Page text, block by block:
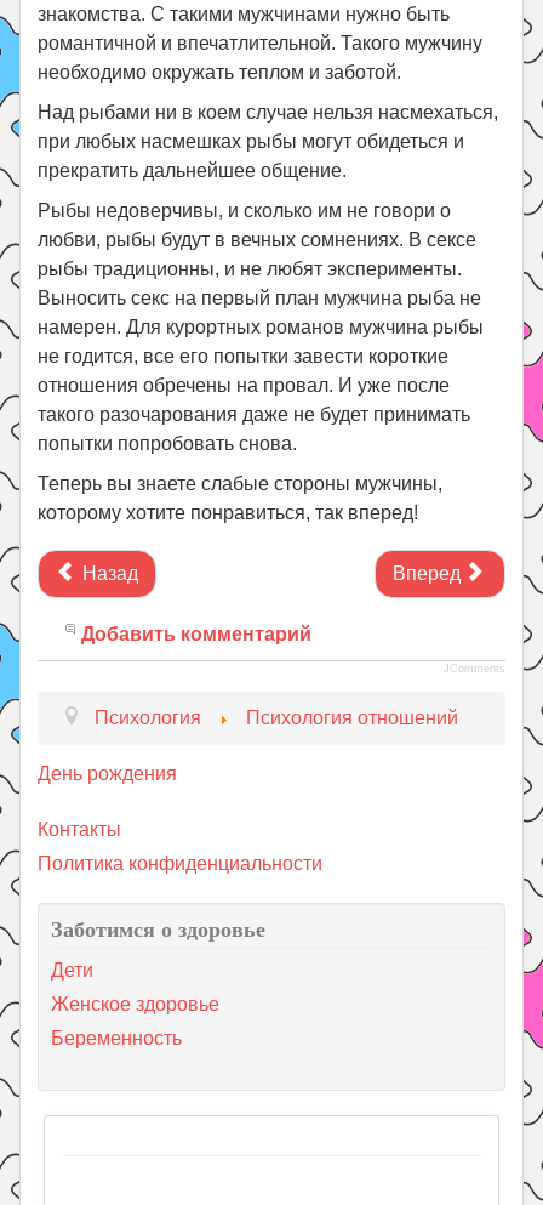
знакомства. С такими мужчинами нужно быть
романтичной и впечатлительной. Такого мужчину
необходимо окружать теплом и заботой.
Над рыбами ни в коем случае нельзя насмехаться,
при любых насмешках рыбы могут обидеться и
прекратить дальнейшее общение.
Рыбы недоверчивы, и сколько им не говори о
любви, рыбы будут в вечных сомнениях. В сексе
рыбы традиционны, и не любят эксперименты.
Выносить секс на первый план мужчина рыба не
намерен. Для курортных романов мужчина рыбы
не годится, все его попытки завести короткие
отношения обречены на провал. И уже после
такого разочарования даже не будет принимать
попытки попробовать снова.
Теперь вы знаете слабые стороны мужчины,
которому хотите понравиться, так вперед!
Назад Вперед
Добавить комментарий
JComments
Психология Психология отношений
День рождения
Контакты
Политика конфиденциальности
Заботимся о здоровье
Дети
Женское здоровье
Беременность